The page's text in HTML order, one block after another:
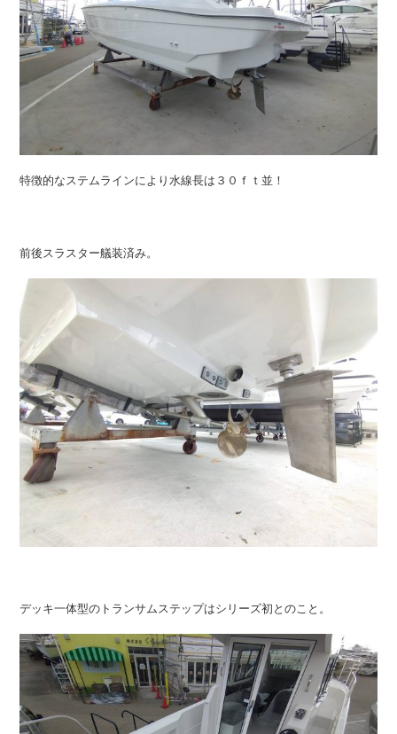
特徴的なステムラインにより水線長は３０ｆｔ並！
前後スラスター艤装済み。
デッキ一体型のトランサムステップはシリーズ初とのこと。